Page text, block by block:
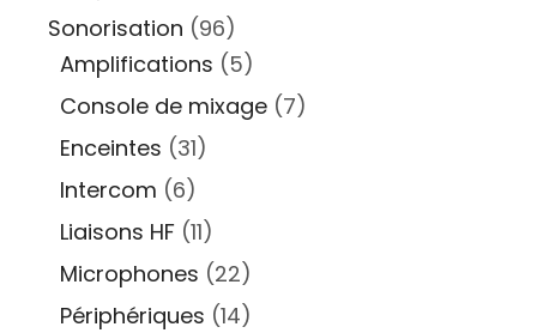
Sonorisation (96)
Amplifications (5)
Console de mixage (7)
Enceintes (31)
Intercom (6)
Liaisons HF (11)
Microphones (22)
Périphériques (14)